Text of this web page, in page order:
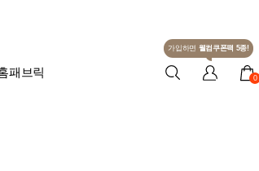
패브릭
가입하면 웰컴쿠폰팩 5종!
0